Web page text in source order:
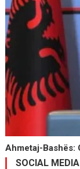
Ahmetaj-Bashës:
SOCIAL MEDIA